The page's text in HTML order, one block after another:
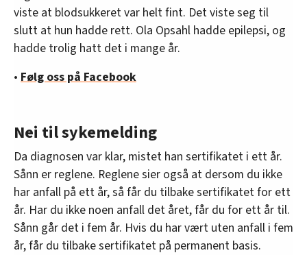
viste at blodsukkeret var helt fint. Det viste seg til
slutt at hun hadde rett. Ola Opsahl hadde epilepsi, og
hadde trolig hatt det i mange år.
• Følg oss på Facebook
Nei til sykemelding
Da diagnosen var klar, mistet han sertifikatet i ett år.
Sånn er reglene. Reglene sier også at dersom du ikke
har anfall på ett år, så får du tilbake sertifikatet for ett
år. Har du ikke noen anfall det året, får du for ett år til.
Sånn går det i fem år. Hvis du har vært uten anfall i fem
år, får du tilbake sertifikatet på permanent basis.